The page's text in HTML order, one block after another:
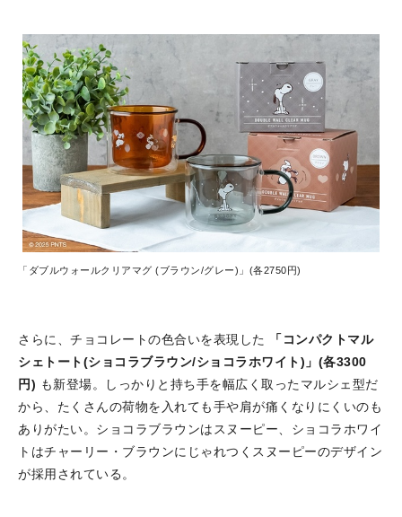
「ダブルウォールクリアマグ (ブラウン/グレー)」(各2750円)
さらに、チョコレートの色合いを表現した
「コンパクトマル
シェトート(ショコラブラウン/ショコラホワイト)」(各3300
円) も新登場。しっかりと持ち手を幅広く取ったマルシェ型だ
から、たくさんの荷物を入れても手や肩が痛くなりにくいのも
ありがたい。ショコラブラウンはスヌーピー、ショコラホワイ
トはチャーリー・ブラウンにじゃれつくスヌーピーのデザイン
が採用されている。